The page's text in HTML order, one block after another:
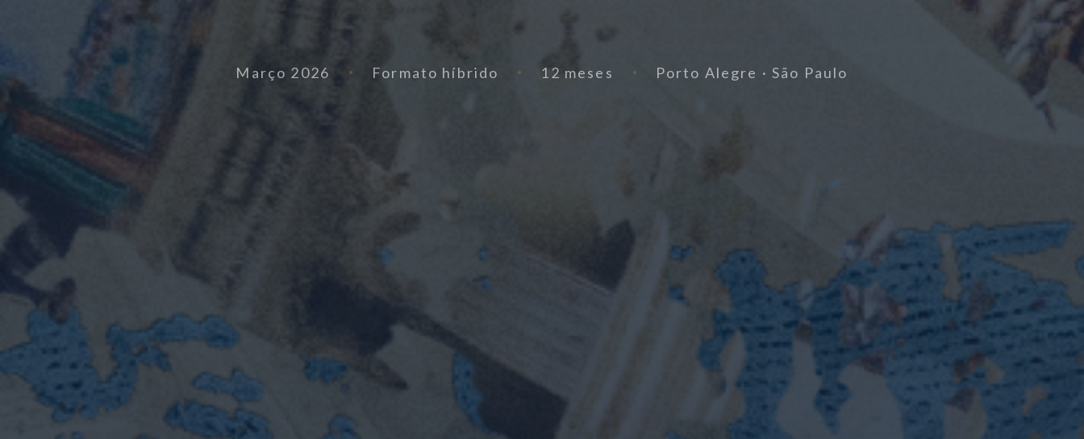
Março 2026 Formato híbrido 12 meses Porto Alegre · São Paulo